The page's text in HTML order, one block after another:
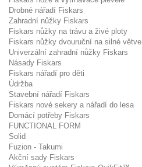
Drobné nářadí Fiskars
Zahradní nůžky Fiskars
Fiskars nůžky na trávu a živé ploty
Fiskars nůžky dvouruční na silné větve
Univerzální zahradní nůžky Fiskars
Násady Fiskars
Fiskars nářadí pro děti
Údržba
Stavební nářadí Fiskars
Fiskars nové sekery a nářadí do lesa
Domácí potřeby Fiskars
FUNCTIONAL FORM
Solid
Fuzion - Takumi
Akční sady Fiskars